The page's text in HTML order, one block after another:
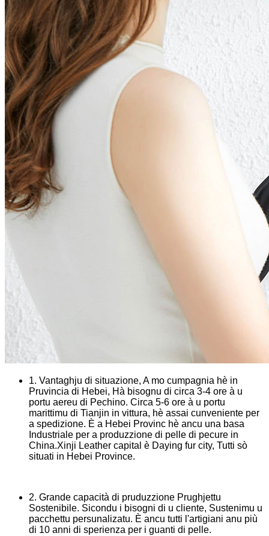
1. Vantaghju di situazione, A mo cumpagnia hè in
Pruvincia di Hebei, Hà bisognu di circa 3-4 ore à u
portu aereu di Pechino. Circa 5-6 ore à u portu
marittimu di Tianjin in vittura, hè assai cunveniente per
a spedizione. È a Hebei Provinc hè ancu una basa
Industriale per a produzzione di pelle di pecure in
China.Xinji Leather capital è Daying fur city, Tutti sò
situati in Hebei Province.
2. Grande capacità di pruduzzione Prughjettu
Sostenibile. Sicondu i bisogni di u cliente, Sustenimu u
pacchettu persunalizatu. È ancu tutti l'artigiani anu più
di 10 anni di sperienza per i guanti di pelle.